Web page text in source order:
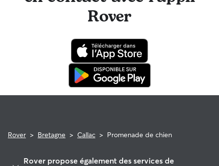
Rover
Rover > Bretagne > Callac > Promenade de chien
Rover propose également des services de